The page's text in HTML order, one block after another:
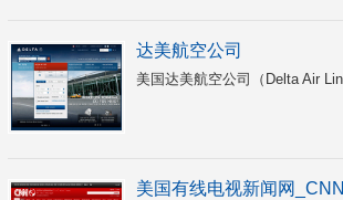
达美航空公司
美国达美航空公司（Delta Air
美国有线电视新闻网_CNN